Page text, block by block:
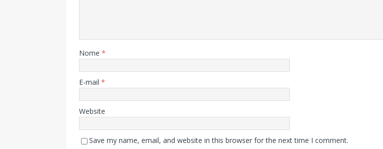
Nome *
E-mail *
Website
Save my name, email, and website in this browser for the next time I comment.